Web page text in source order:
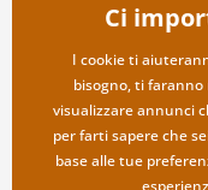
Politica sulla privacy
Opzioni di spedizione e
pagamento
Reso della merce
Ci
I cookie ti
bisogno, ti
visualizzare annunci
per farti sapere che
base alle tue